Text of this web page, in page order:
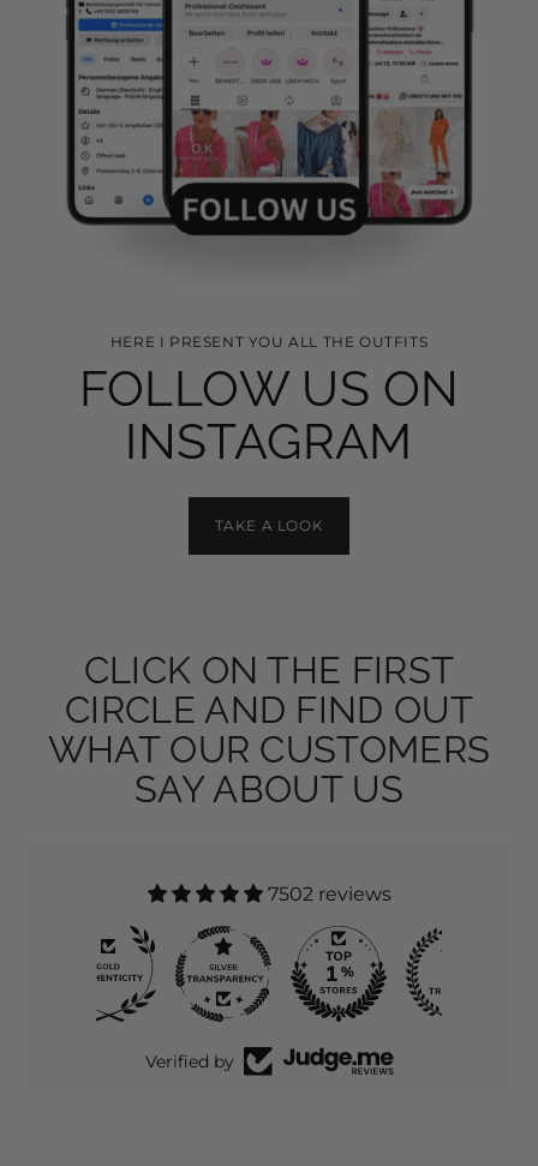
HERE I PRESENT YOU ALL THE OUTFITS
FOLLOW US ON
INSTAGRAM
TAKE A LOOK
CLICK ON THE FIRST
CIRCLE AND FIND OUT
WHAT OUR CUSTOMERS
SAY ABOUT US
7502 reviews
7502
Verified by